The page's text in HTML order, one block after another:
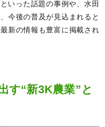
いった話題の事例や、水田
今後の普及が見込まれると
新の情報も豊富に掲載され
す“新3K農業”と